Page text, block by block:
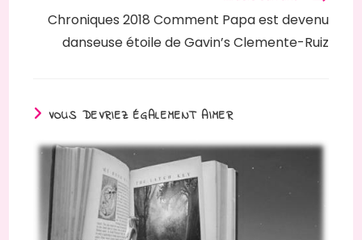
Chroniques 2018 Comment Papa est devenu
danseuse étoile de Gavin’s Clemente-Ruiz
VOUS DEVRIEZ ÉGALEMENT AIMER